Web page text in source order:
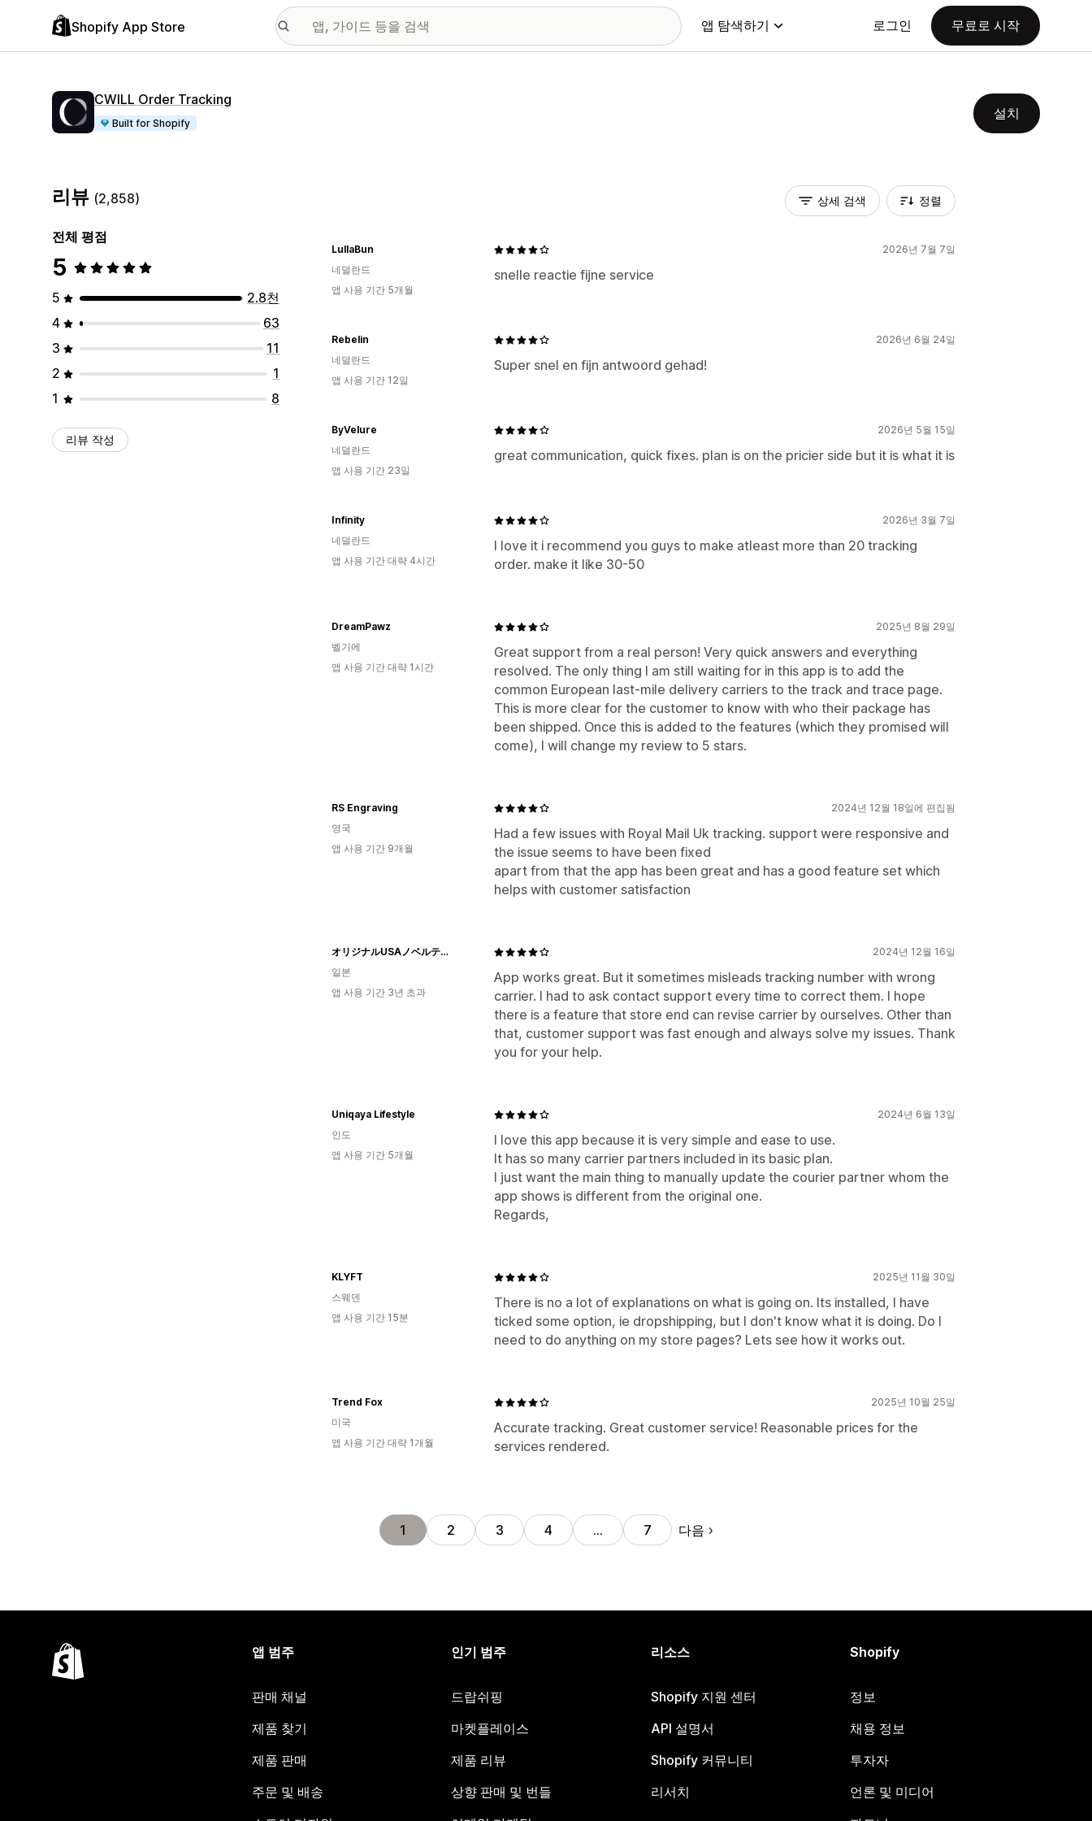
Shopify App Store 앱 탐색하기 로그인 무료로 시작
CWILL Order Tracking
Built for Shopify
설치
리뷰 (2,858)
전체 평점
5
5
2.8천
4
63
3
11
2
1
1
8
리뷰 작성
상세 검색 정렬
2026년 7월 7일
snelle reactie fijne service
LullaBun
네덜란드
앱 사용 기간 5개월
2026년 6월 24일
Super snel en fijn antwoord gehad!
Rebelin
네덜란드
앱 사용 기간 12일
2026년 5월 15일
great communication, quick fixes. plan is on the pricier side but it is what it is
ByVelure
네덜란드
앱 사용 기간 23일
2026년 3월 7일
I love it i recommend you guys to make atleast more than 20 tracking
order. make it like 30-50
Infinity
네덜란드
앱 사용 기간 대략 4시간
2025년 8월 29일
Great support from a real person! Very quick answers and everything
resolved. The only thing I am still waiting for in this app is to add the
common European last-mile delivery carriers to the track and trace page.
This is more clear for the customer to know with who their package has
been shipped. Once this is added to the features (which they promised will
come), I will change my review to 5 stars.
DreamPawz
벨기에
앱 사용 기간 대략 1시간
2024년 12월 18일에 편집됨
Had a few issues with Royal Mail Uk tracking. support were responsive and
the issue seems to have been fixed
apart from that the app has been great and has a good feature set which
helps with customer satisfaction
RS Engraving
영국
앱 사용 기간 9개월
2024년 12월 16일
App works great. But it sometimes misleads tracking number with wrong
carrier. I had to ask contact support every time to correct them. I hope
there is a feature that store end can revise carrier by ourselves. Other than
that, customer support was fast enough and always solve my issues. Thank
you for your help.
オリジナルUSAノベルティー名入れグッズ製作専門店・DIGGIT(ディギット)
일본
앱 사용 기간 3년 초과
2024년 6월 13일
I love this app because it is very simple and ease to use.
It has so many carrier partners included in its basic plan.
I just want the main thing to manually update the courier partner whom the
app shows is different from the original one.
Regards,
Uniqaya Lifestyle
인도
앱 사용 기간 5개월
2025년 11월 30일
There is no a lot of explanations on what is going on. Its installed, I have
ticked some option, ie dropshipping, but I don't know what it is doing. Do I
need to do anything on my store pages? Lets see how it works out.
KLYFT
스웨덴
앱 사용 기간 15분
2025년 10월 25일
Accurate tracking. Great customer service! Reasonable prices for the
services rendered.
Trend Fox
미국
앱 사용 기간 대략 1개월
1 2 3 4 … 7 다음
앱 범주
판매 채널
제품 찾기
제품 판매
주문 및 배송
인기 범주
드랍쉬핑
마켓플레이스
제품 리뷰
상향 판매 및 번들
리소스
Shopify 지원 센터
API 설명서
Shopify 커뮤니티
리서치
Shopify
정보
채용 정보
투자자
언론 및 미디어